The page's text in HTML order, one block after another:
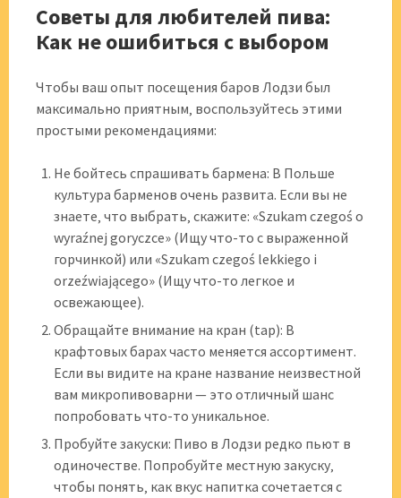
Советы для любителей пива:
Как не ошибиться с выбором
Чтобы ваш опыт посещения баров Лодзи был
максимально приятным‚ воспользуйтесь этими
простыми рекомендациями:
Не бойтесь спрашивать бармена: В Польше
культура барменов очень развита. Если вы не
знаете‚ что выбрать‚ скажите: «Szukam czegoś o
wyraźnej goryczce» (Ищу что-то с выраженной
горчинкой) или «Szukam czegoś lekkiego i
orzeźwiającego» (Ищу что-то легкое и
освежающее).
Обращайте внимание на кран (tap): В
крафтовых барах часто меняется ассортимент.
Если вы видите на кране название неизвестной
вам микропивоварни — это отличный шанс
попробовать что-то уникальное.
Пробуйте закуски: Пиво в Лодзи редко пьют в
одиночестве. Попробуйте местную закуску‚
чтобы понять‚ как вкус напитка сочетается с